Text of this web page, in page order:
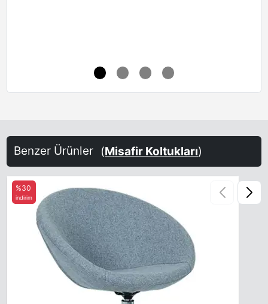
Benzer Ürünler (Misafir Koltukları)
%30
indirim